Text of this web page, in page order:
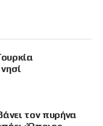
τον πυρήνα